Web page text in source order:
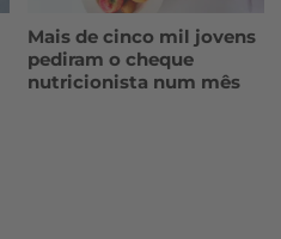
Mais de cinco mil jovens
pediram o cheque
nutricionista num mês